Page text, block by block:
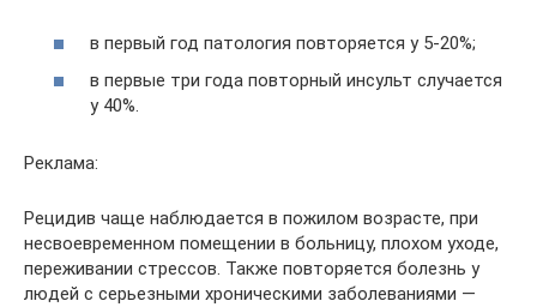
в первый год патология повторяется у 5-20%;
в первые три года повторный инсульт случается
у 40%.
Реклама:
Рецидив чаще наблюдается в пожилом возрасте, при
несвоевременном помещении в больницу, плохом уходе,
переживании стрессов. Также повторяется болезнь у
людей с серьезными хроническими заболеваниями —